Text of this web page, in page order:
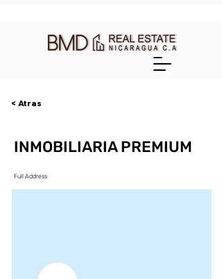
< Atras
INMOBILIARIA PREMIUM
Full Address